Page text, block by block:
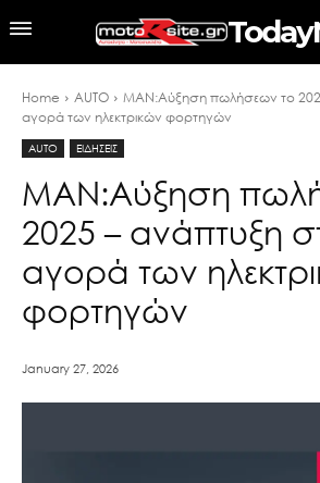
Home AUTO
MAN:Αύξηση πωλήσεων το
αγορά των ηλεκτρικών φορτηγών
AUTO ΕΙΔΗΣΕΙΣ
MAN:Αύξηση
2025 – ανάπτυξη
αγορά των
φορτηγών
January 27, 2026